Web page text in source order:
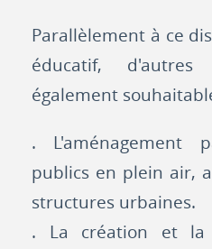
Parallèlement à ce
éducatif, d'autres
également
. L'aménagement
publics en plein air,
structures urbaines.
. La création et la